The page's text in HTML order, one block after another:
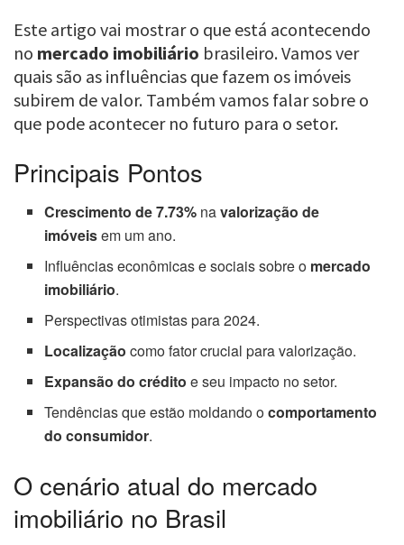
Este artigo vai mostrar o que está acontecendo
no mercado imobiliário brasileiro. Vamos ver
quais são as influências que fazem os imóveis
subirem de valor. Também vamos falar sobre o
que pode acontecer no futuro para o setor.
Principais Pontos
Crescimento de 7.73% navalorização de
imóveisem um ano.
Influências econômicas e sociais sobre o mercado
imobiliário.
Perspectivas otimistas para 2024.
Localização como fator crucial para valorização.
Expansão do crédito e seu impacto no setor.
Tendências que estão moldando ocomportamento
do consumidor.
O cenário atual do mercado
imobiliário no Brasil